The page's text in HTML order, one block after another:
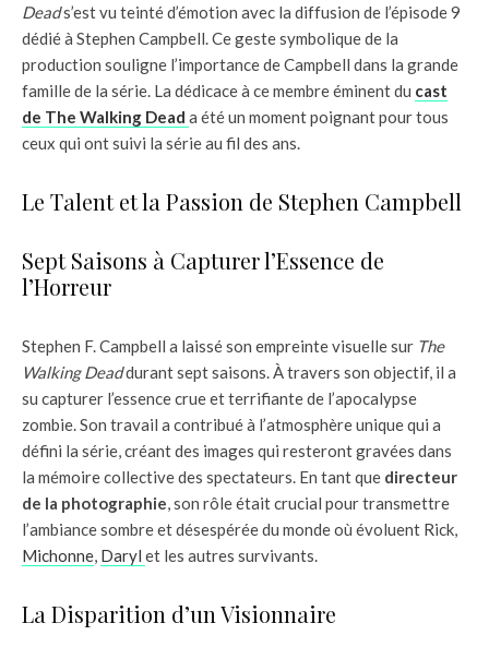
Deads’est vu teinté d’émotion avec la diffusion de l’épisode 9
dédié à Stephen Campbell. Ce geste symbolique de la
production souligne l’importance de Campbell dans la grande
famille de la série. La dédicace à ce membre éminent du cast
de The Walking Dead a été un moment poignant pour tous
ceux qui ont suivi la série au fil des ans.
Le Talent et la Passion de Stephen Campbell
Sept Saisons à Capturer l’Essence de
l’Horreur
Stephen F. Campbell a laissé son empreinte visuelle sur The
Walking Deaddurant sept saisons. À travers son objectif, il a
su capturer l’essence crue et terrifiante de l’apocalypse
zombie. Son travail a contribué à l’atmosphère unique qui a
défini la série, créant des images qui resteront gravées dans
la mémoire collective des spectateurs. En tant que directeur
de la photographie, son rôle était crucial pour transmettre
l’ambiance sombre et désespérée du monde où évoluent Rick,
Michonne, Daryl et les autres survivants.
La Disparition d’un Visionnaire